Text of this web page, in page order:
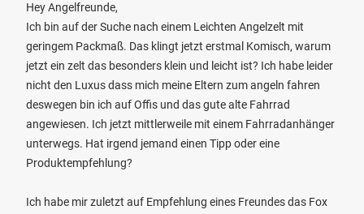
Hey Angelfreunde,
Ich bin auf der Suche nach einem Leichten Angelzelt mit
geringem Packmaß. Das klingt jetzt erstmal Komisch, warum
jetzt ein zelt das besonders klein und leicht ist? Ich habe leider
nicht den Luxus dass mich meine Eltern zum angeln fahren
deswegen bin ich auf Offis und das gute alte Fahrrad
angewiesen. Ich jetzt mittlerweile mit einem Fahrradanhänger
unterwegs. Hat irgend jemand einen Tipp oder eine
Produktempfehlung?
Ich habe mir zuletzt auf Empfehlung eines Freundes das Fox